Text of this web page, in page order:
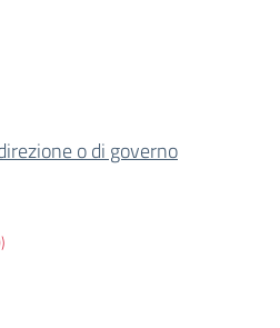
o di governo